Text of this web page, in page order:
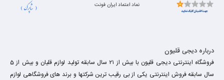
نماد اعتماد ایران فونت
درباره دیجی قلیون
فروشگاه اینترنتی دیجی قلیون با بیش از ۲۱ سال سابقه تولید لوازم قلیان و بیش از 5
سال سابقه فروش اینترنتی یکی از بی رقیب ترین شرکتها و برند های فروشگاهی لوازم